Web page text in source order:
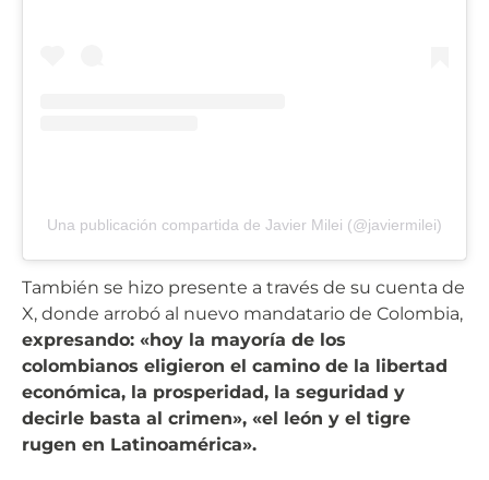
Una publicación compartida de Javier Milei (@javiermilei)
También se hizo presente a través de su cuenta de
X, donde arrobó al nuevo mandatario de Colombia,
expresando: «hoy la mayoría de los
colombianos eligieron el camino de la libertad
económica, la prosperidad, la seguridad y
decirle basta al crimen», «el león y el tigre
rugen en Latinoamérica».